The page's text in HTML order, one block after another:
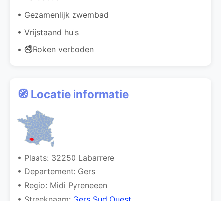
• Gezamenlijk zwembad
• Vrijstaand huis
• 🚭Roken verboden
🧭 Locatie informatie
• Plaats: 32250 Labarrere
• Departement: Gers
• Regio: Midi Pyreneeen
• Streeknaam: Gers Sud Ouest.